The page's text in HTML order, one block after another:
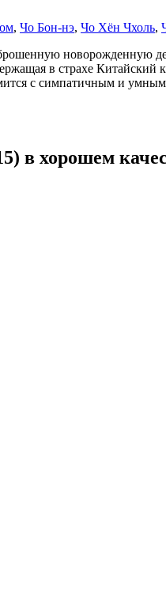
, Чо Бон-нэ, Чо Хён Чхоль,
новорожденную
в страхе Китайский
с симпатичным и
в хорошем